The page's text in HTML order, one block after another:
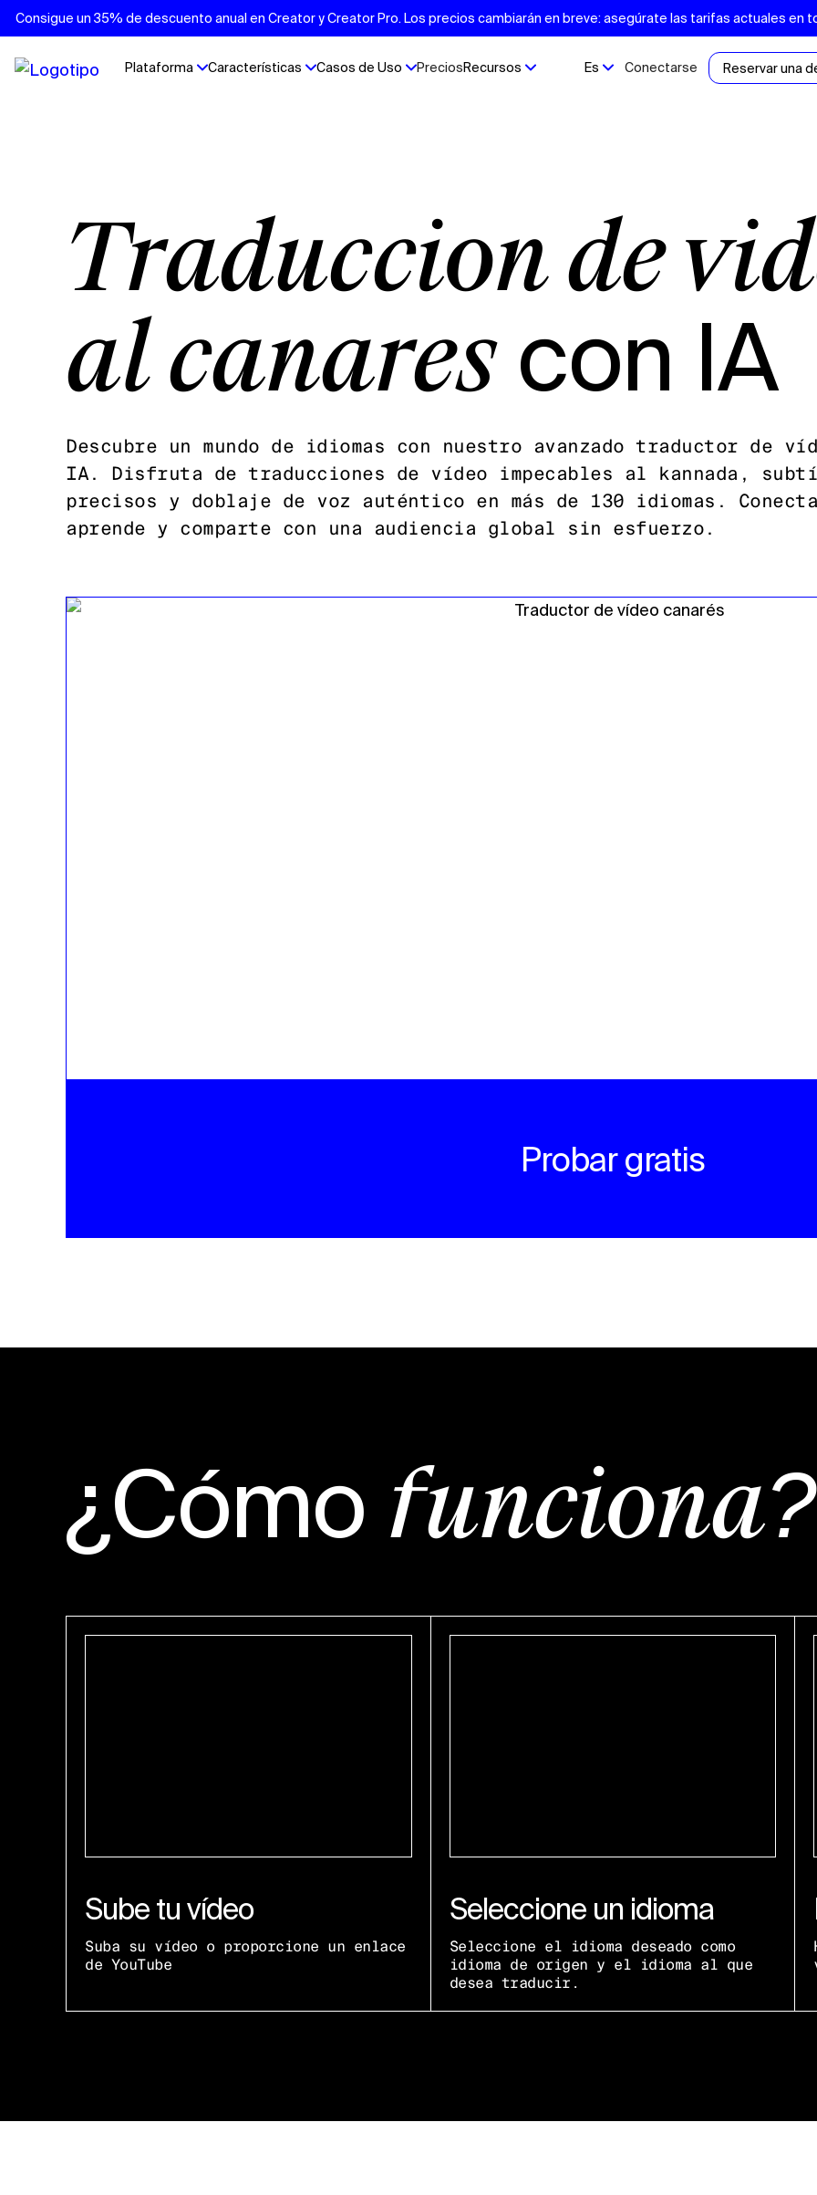
Consigue un 35% de descuento anual en Creator y Creator Pro. Los precios cambiarán en breve: asegúrate las tarifas actuales en
Plataforma Características Casos de Uso PreciosRecursos Es Conectarse Reservar una
Traducción de vídeos
al canaréscon IA
Descubre un mundo de idiomas con nuestro avanzado traductor de
IA. Disfruta de traducciones de vídeo impecables al kannada,
precisos y doblaje de voz auténtico en más de 130 idiomas.
aprende y comparte con una audiencia global sin esfuerzo.
Probar gratis
¿Cómo funciona?
Sube tu vídeo
Suba su vídeo o proporcione un enlace
de YouTube
Seleccione un idioma
Seleccione el idioma deseado como
idioma de origen y el idioma al que
desea traducir.